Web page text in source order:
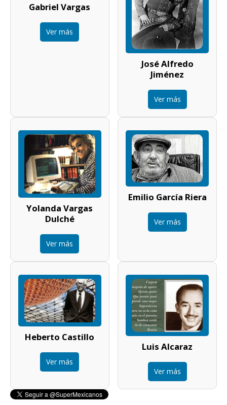
Gabriel Vargas
Ver más
José Alfredo
Jiménez
Ver más
Yolanda Vargas
Dulché
Ver más
Emilio García Riera
Ver más
Heberto Castillo
Ver más
Luis Alcaraz
Ver más